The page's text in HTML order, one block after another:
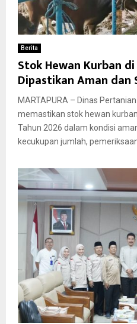
Berita
Stok Hewan Kurban
Dipastikan Aman dan
MARTAPURA – Dinas
memastikan stok hewan
Tahun 2026 dalam kondisi
kecukupan jumlah,